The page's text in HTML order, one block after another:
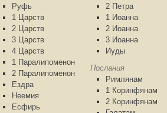
Руфь
1 Царств
2 Царств
3 Царств
4 Царств
1 Паралипоменон
2 Паралипоменон
Ездра
Неемия
Есфирь
2 Петра
1 Иоанна
2 Иоанна
3 Иоанна
Иуды
Послания
Римлянам
1 Коринфянам
2 Коринфянам